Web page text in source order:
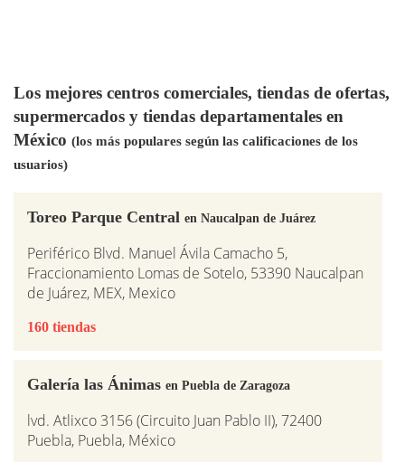
Los mejores centros comerciales, tiendas de ofertas,
supermercados y tiendas departamentales en
México (los más populares según las calificaciones de los
usuarios)
Toreo Parque Central en Naucalpan de Juárez
Periférico Blvd. Manuel Ávila Camacho 5,
Fraccionamiento Lomas de Sotelo, 53390 Naucalpan
de Juárez, MEX, Mexico
160 tiendas
Galería las Ánimas en Puebla de Zaragoza
lvd. Atlixco 3156 (Circuito Juan Pablo II), 72400
Puebla, Puebla, México